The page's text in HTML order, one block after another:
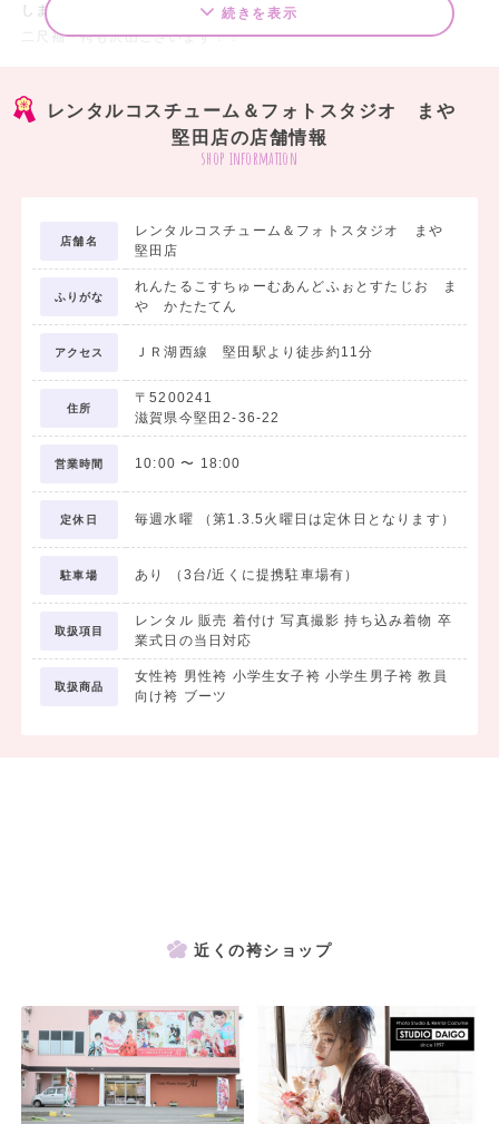
します！
二尺袖・袴も沢山ございます！！
お友達と一緒の撮影ももちろんOKです！
そしてスナップ撮影ではなんとＣＤデータを最低30カット以上プレ
小学校入学・卒業/中学校入学・卒業/高校入学・卒業/大学入学・卒業
まずはお気軽にお問合せお待ちしております！！
ご来店時はご予約の必要ございませんよ☆
続きを表示
レンタルコスチューム＆フォトスタジオ まや
堅田店の店舗情報
shop information
店舗名
レンタルコスチューム＆フォトスタジオ まや
堅田店
ふりがな
れんたるこすちゅーむあんどふぉとすたじお ま
や かたたてん
アクセス ＪＲ湖西線 堅田駅より徒歩約11分
住所
〒5200241
滋賀県今堅田2-36-22
営業時間 10:00 〜 18:00
定休日 毎週水曜 （第1.3.5火曜日は定休日となります）
駐車場 あり （3台/近くに提携駐車場有）
取扱項目
レンタル 販売 着付け 写真撮影 持ち込み着物 卒
業式日の当日対応
取扱商品
女性袴 男性袴 小学生女子袴 小学生男子袴 教員
向け袴 ブーツ
近くの袴ショップ